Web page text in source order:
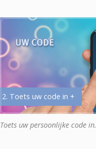
2. Toets uw code in +
Toets uw persoonlijke code in.